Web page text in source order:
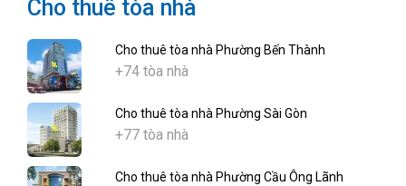
Cho thuê tòa nhà
Cho thuê tòa nhà Phường Bến Thành
+74 tòa nhà
Cho thuê tòa nhà Phường Sài Gòn
+77 tòa nhà
Cho thuê tòa nhà Phường Cầu Ông Lãnh